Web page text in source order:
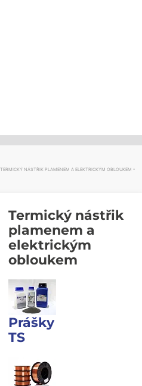
TERMICKÝ NÁSTŘIK PLAMENEM A ELEKTRICKÝM OBLOUKEM
Termický nástřik
plamenem a
elektrickým
obloukem
Prášky
TS